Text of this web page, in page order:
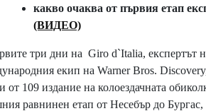
какво очаква от първия етап
(ВИДЕО)
три дни на Giro d`Italia, експертът
екип на Warner Bros.
от 109 издание на колоездачната
равнинен етап от Несебър до